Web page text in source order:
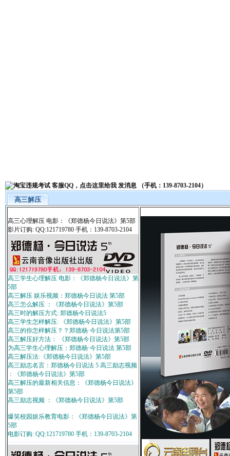
高三解压
高三心理解压 电影：《郑德杨今日说法》第5部
影片订购: QQ:121719780 手机：139-8703-2104
高三学生心理解压 电影：《郑德杨今日说法》第
5部
高三解压 娱乐视频：郑德杨今日说法 第5部
高三怎么解压 ：《郑德杨今日说法》第5部
高三时的解压方式: 郑德杨今日说法5
高三学生怎样解压: 《郑德杨今日说法》第5部
高三的你怎样解压？？郑德杨·今日说法第5部
高三解压好方法： 《郑德杨今日说法》第5部
为高三学生心理解压：郑德杨·今日说法 第5部
高三解压法:《郑德杨今日说法》第5部
高三励志名言：郑德杨今日说法 5 高三励志视频
：《郑德杨今日说法》第5部
高三解压的最新相关信息：《郑德杨今日说法》
第5部
高三励志视频 ：《郑德杨今日说法》第5部
爆笑校园娱乐教育电影：《郑德杨今日说法》第
5部
电影订购: QQ:121719780 手机：139-8703-2104